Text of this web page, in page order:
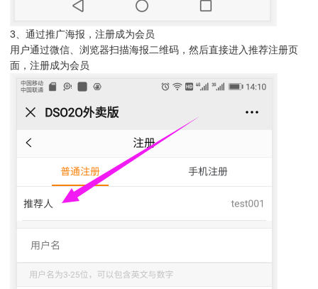
3、通过推广海报，注册成为会员
用户通过微信、浏览器扫描海报二维码，然后直接进入推荐注册页
面，注册成为会员